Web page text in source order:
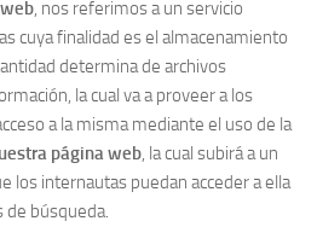
, nos referimos a un servicio
cuya finalidad es el almacenamiento
determina de archivos
la cual va a proveer a los
a la misma mediante el uso de la
página web, la cual subirá a un
los internautas puedan acceder a ella
búsqueda.